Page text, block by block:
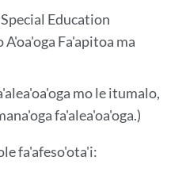
Education
A'oa'oga Fa'apitoa ma
mo le itumalo,
fa'alea'oa'oga.)
fa'afeso'ota'i: